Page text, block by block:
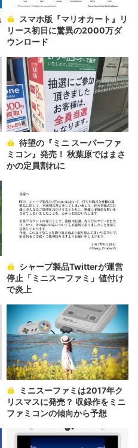
リース初日に驚異の2000万ダ
ウンロード
ミコン』発売！ 秋葉原ではまさ
かの定員割れに
停止「ミニスーファミ」値付け
で炎上
リスマスに発売？ 収録作をミニ
ファミコンの傾向から予想